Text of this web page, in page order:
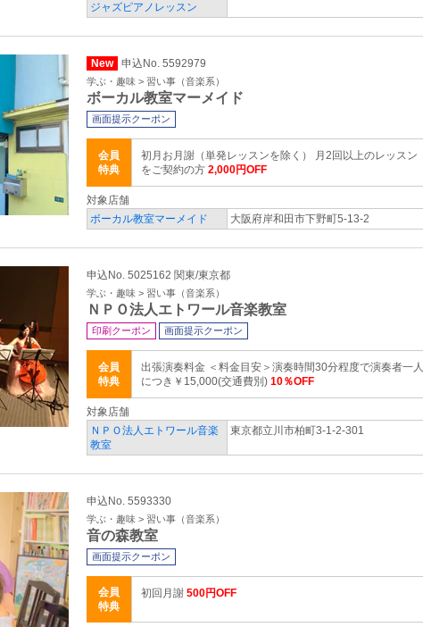
ジャズピアノレッスン
New 申込No. 5592979
学ぶ・趣味 > 習い事（音楽系）
ボーカル教室マーメイド
画面提示クーポン
会員
特典
初月お月謝（単発レッスンを除く） 月2回以上のレッスン
をご契約の方 2,000円OFF
対象店舗
ボーカル教室マーメイド
大阪府岸和田市下野町5-13-2
申込No. 5025162 関東/東京都
学ぶ・趣味 > 習い事（音楽系）
ＮＰＯ法人エトワール音楽教室
印刷クーポン 画面提示クーポン
会員
特典
出張演奏料金 ＜料金目安＞演奏時間30分程度で演奏者一人
につき￥15,000(交通費別) 10％OFF
対象店舗
ＮＰＯ法人エトワール音楽
教室
東京都立川市柏町3-1-2-301
申込No. 5593330
学ぶ・趣味 > 習い事（音楽系）
音の森教室
画面提示クーポン
会員
特典
初回月謝 500円OFF